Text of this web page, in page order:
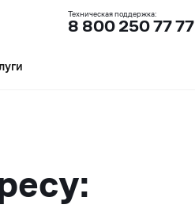
Техническая поддержка:
8 800 250 77 77